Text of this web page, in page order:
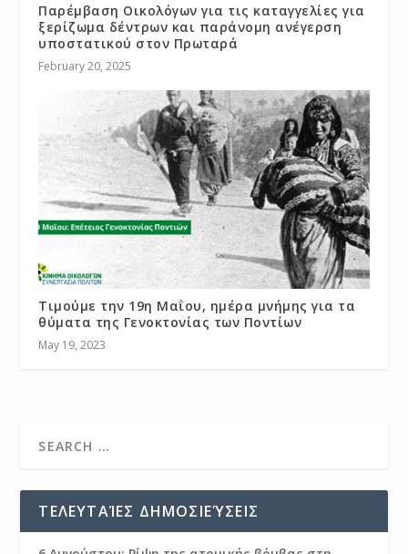
Παρέμβαση Οικολόγων για τις καταγγελίες για
ξερίζωμα δέντρων και παράνομη ανέγερση
υποστατικού στον Πρωταρά
February 20, 2025
Τιμούμε την 19η Μαΐου, ημέρα μνήμης για τα
θύματα της Γενοκτονίας των Ποντίων
May 19, 2023
ΤΕΛΕΥΤΑΊΕΣ ΔΗΜΟΣΙΕΎΣΕΙΣ